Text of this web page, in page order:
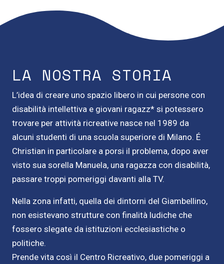
LA NOSTRA STORIA
L’idea di creare uno spazio libero in cui persone con
disabilità intellettiva e giovani ragazz* si potessero
trovare per attività ricreative nasce nel 1989 da
alcuni studenti di una scuola superiore di Milano. É
Christian in particolare a porsi il problema, dopo aver
visto sua sorella Manuela, una ragazza con disabilità,
passare troppi pomeriggi davanti alla TV.
Nella zona infatti, quella dei dintorni del Giambellino,
non esistevano strutture con finalità ludiche che
fossero slegate da istituzioni ecclesiastiche o
politiche.
Prende vita così il Centro Ricreativo, due pomeriggi a